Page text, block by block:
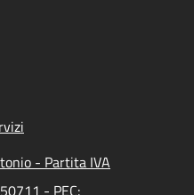
- Partita IVA
- PEC: